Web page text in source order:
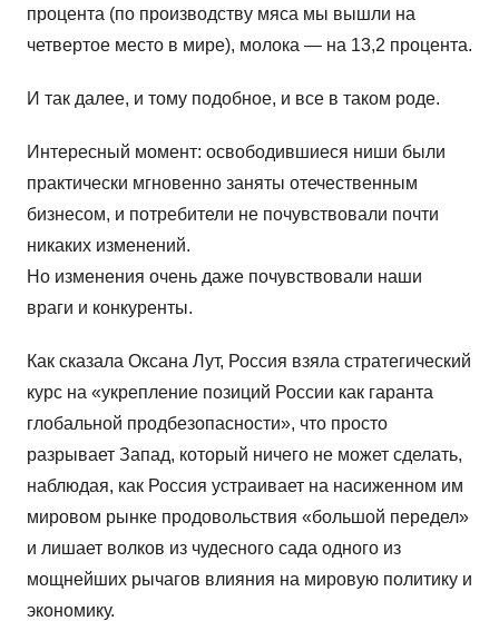
процента (по производству мяса мы вышли на
четвертое место в мире), молока — на 13,2 процента.
И так далее, и тому подобное, и все в таком роде.
Интересный момент: освободившиеся ниши были
практически мгновенно заняты отечественным
бизнесом, и потребители не почувствовали почти
никаких изменений.
Но изменения очень даже почувствовали наши
враги и конкуренты.
Как сказала Оксана Лут, Россия взяла стратегический
курс на «укрепление позиций России как гаранта
глобальной продбезопасности», что просто
разрывает Запад, который ничего не может сделать,
наблюдая, как Россия устраивает на насиженном им
мировом рынке продовольствия «большой передел»
и лишает волков из чудесного сада одного из
мощнейших рычагов влияния на мировую политику и
экономику.